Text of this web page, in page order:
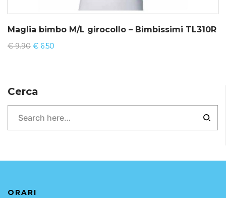
Maglia bimbo M/L girocollo – Bimbissimi TL310R
€9.90 € 6.50
Cerca
ORARI